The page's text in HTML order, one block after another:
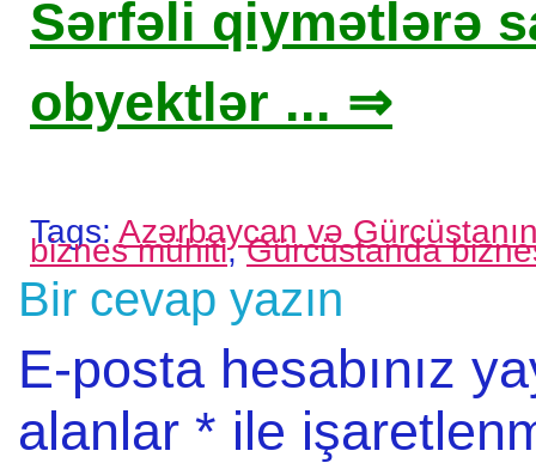
Sərfəli qiymətlərə
obyektlər ... ⇒
Tags: Azərbaycan və
biznes mühiti,Gürcüstanda
Bir cevap yazın
E-posta hesabınız
alanlar * ile